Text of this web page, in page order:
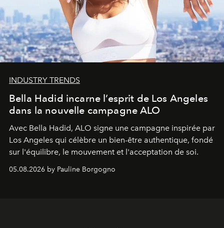
INDUSTRY TRENDS
Bella Hadid incarne l’esprit de Los Angeles
dans la nouvelle campagne ALO
Avec Bella Hadid, ALO signe une campagne inspirée par
Los Angeles qui célèbre un bien-être authentique, fondé
sur l'équilibre, le mouvement et l'acceptation de soi.
05.08.2026 by Pauline Borgogno